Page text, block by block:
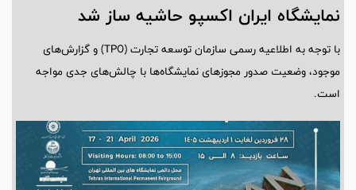
نمایشگاه ایران اکسپو حاشیه ساز شد
با توجه به اطلاعیه رسمی سازمان توسعه تجارت (TPO) و گزارش‌های
موجود، وضعیت صدور مجوزهای نمایشگاه‌ها با چالش‌های جدی مواجه
است.